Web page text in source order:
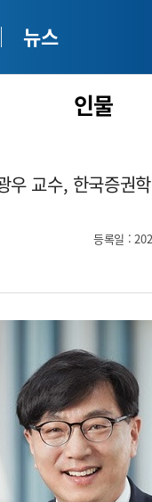
뉴스
인물
우 교수, 한국증권
등록일 :